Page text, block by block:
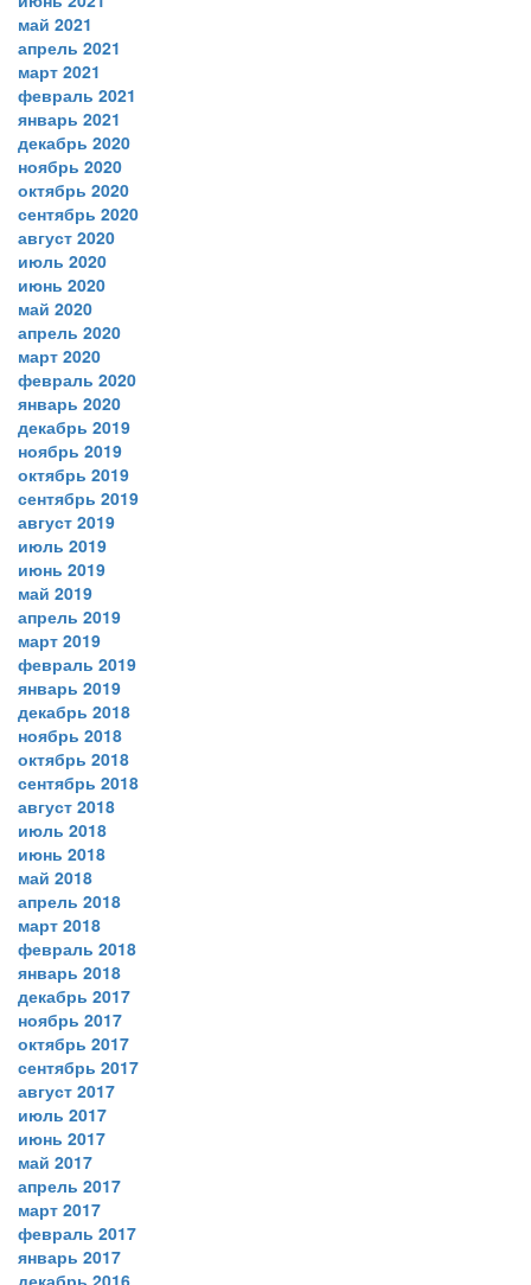
май 2021
апрель 2021
март 2021
февраль 2021
январь 2021
декабрь 2020
ноябрь 2020
октябрь 2020
сентябрь 2020
август 2020
июль 2020
июнь 2020
май 2020
апрель 2020
март 2020
февраль 2020
январь 2020
декабрь 2019
ноябрь 2019
октябрь 2019
сентябрь 2019
август 2019
июль 2019
июнь 2019
май 2019
апрель 2019
март 2019
февраль 2019
январь 2019
декабрь 2018
ноябрь 2018
октябрь 2018
сентябрь 2018
август 2018
июль 2018
июнь 2018
май 2018
апрель 2018
март 2018
февраль 2018
январь 2018
декабрь 2017
ноябрь 2017
октябрь 2017
сентябрь 2017
август 2017
июль 2017
июнь 2017
май 2017
апрель 2017
март 2017
февраль 2017
январь 2017